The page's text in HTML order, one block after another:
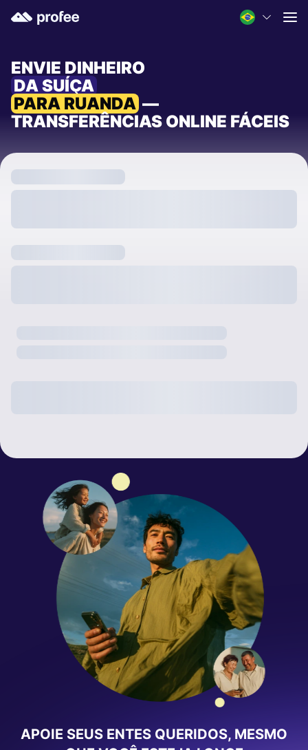
ENVIE DINHEIRO
DA SUÍÇA
PARA RUANDA —
TRANSFERÊNCIAS ONLINE FÁCEIS
APOIE SEUS ENTES QUERIDOS, MESMO